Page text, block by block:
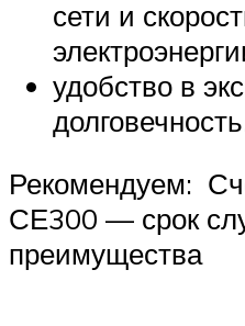
сети и
удобство в
Рекомендуем:
СЕ300 — срок
преимущества